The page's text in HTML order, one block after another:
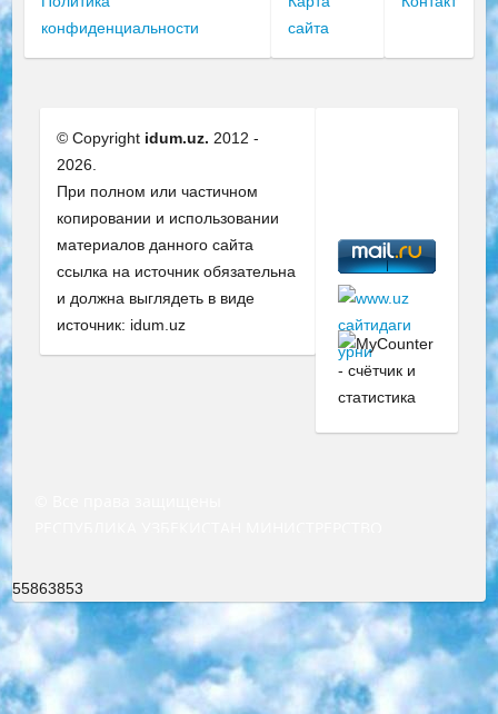
конфиденциальности
сайта
© Copyright idum.uz. 2012 -
2026.
При полном или частичном
копировании и использовании
материалов данного сайта
ссылка на источник обязательна
и должна выглядеть в виде
источник: idum.uz
55863853